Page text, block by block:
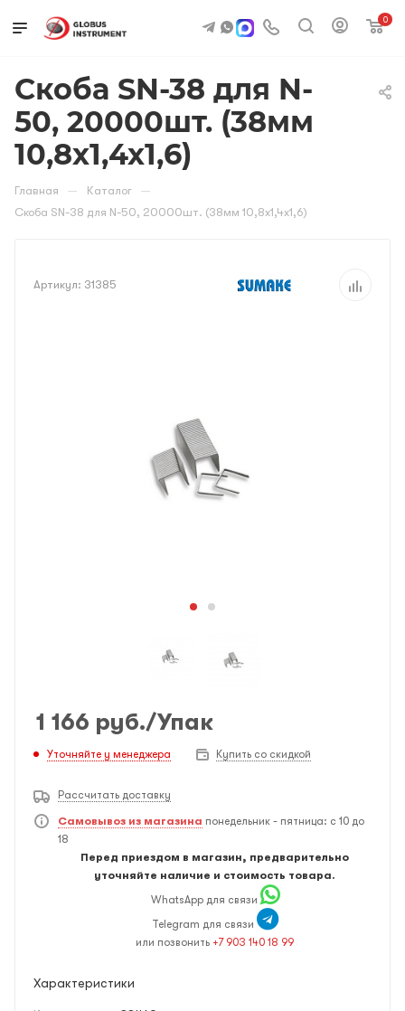
0
Скоба SN-38 для N-
50, 20000шт. (38мм
10,8х1,4х1,6)
Главная — Каталог —
Скоба SN-38 для N-50, 20000шт. (38мм 10,8х1,4х1,6)
Артикул: 31385
1 166 руб./Упак
Уточняйте у менеджера Купить со скидкой
Рассчитать доставку
Самовывоз из магазина понедельник - пятница: с 10 до
18
Перед приездом в магазин, предварительно
уточняйте наличие и стоимость товара.
WhatsApp для связи
Telegram для связи
или позвонить +7 903 140 18 99
Характеристики